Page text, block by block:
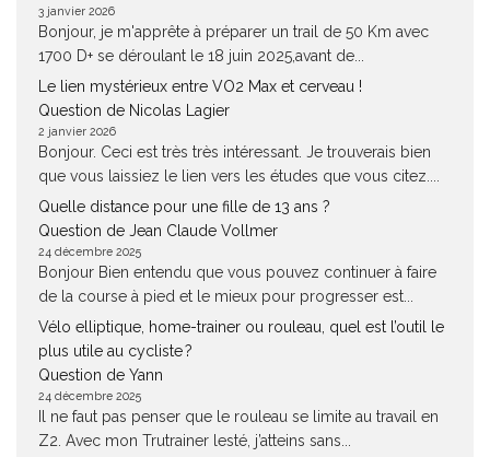
3 janvier 2026
Bonjour, je m'apprête à préparer un trail de 50 Km avec
1700 D+ se déroulant le 18 juin 2025,avant de...
Le lien mystérieux entre VO2 Max et cerveau !
Question de Nicolas Lagier
2 janvier 2026
Bonjour. Ceci est très très intéressant. Je trouverais bien
que vous laissiez le lien vers les études que vous citez....
Quelle distance pour une fille de 13 ans ?
Question de Jean Claude Vollmer
24 décembre 2025
Bonjour Bien entendu que vous pouvez continuer à faire
de la course à pied et le mieux pour progresser est...
Vélo elliptique, home-trainer ou rouleau, quel est l’outil le
plus utile au cycliste ?
Question de Yann
24 décembre 2025
Il ne faut pas penser que le rouleau se limite au travail en
Z2. Avec mon Trutrainer lesté, j’atteins sans...